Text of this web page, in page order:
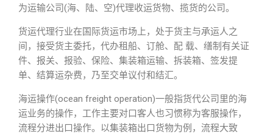
为运输公司(海、陆、空)代理收运货物、揽货的公司。
货运代理行业在国际货运市场上，处于货主与承运人之
间，接受货主委托，代办租船、订舱、配 载、缮制有关证
件、报关、报验、保险、集装箱运输、拆装箱、签发提
单、结算运杂费，乃至交单议付和结汇。
海运操作(ocean freight operation)一般指货代公司里的海
运业务的操作，工作主要对口客人也习惯称为客服操作，
流程分进出口操作。以集装箱出口货物为例，流程大致